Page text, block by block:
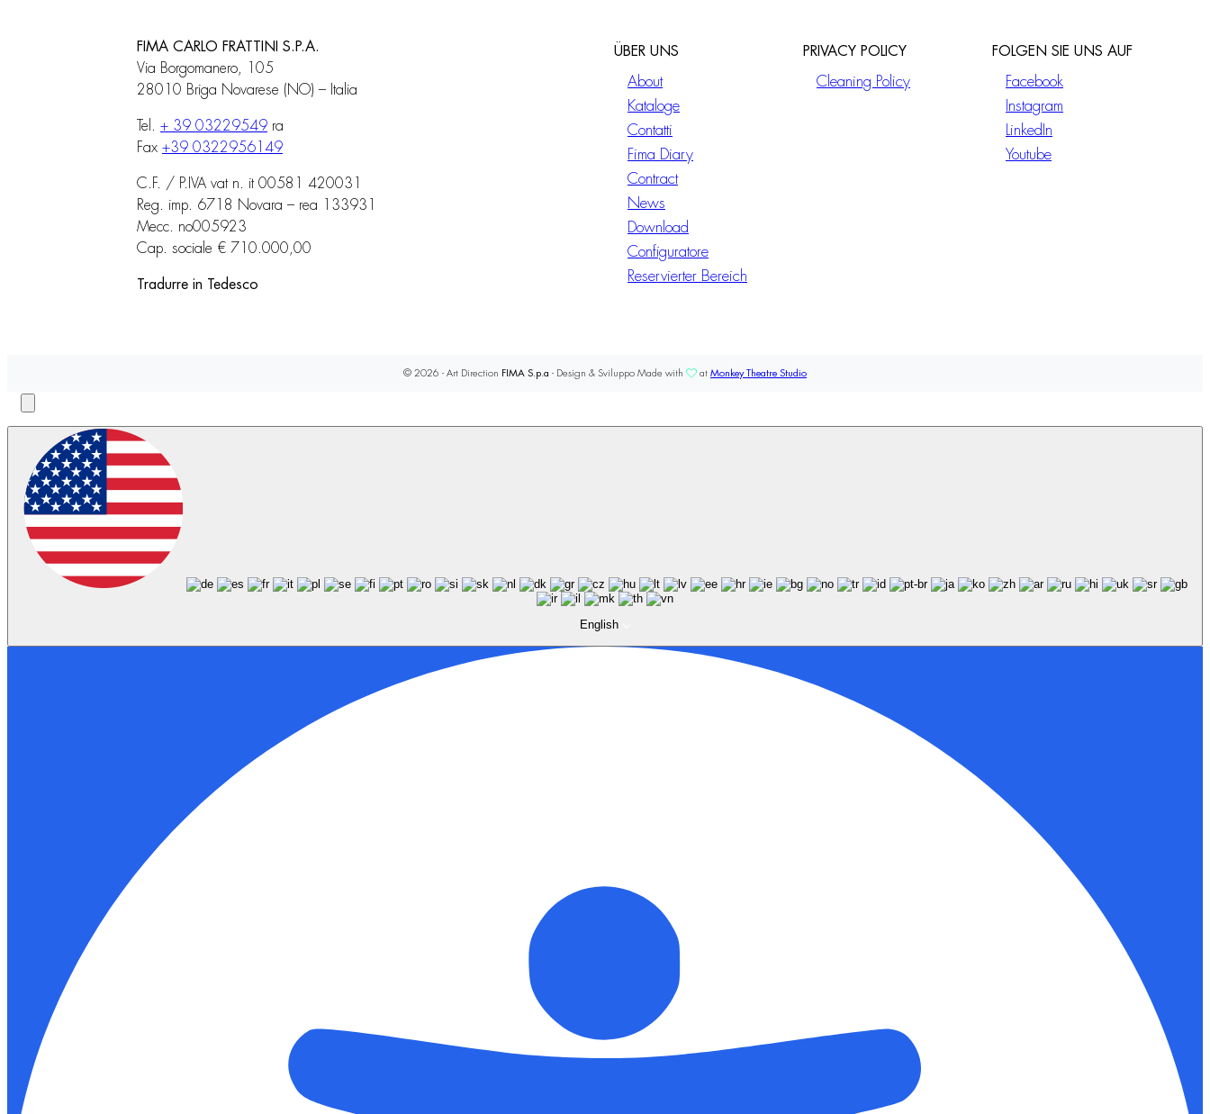
FIMA CARLO FRATTINI S.P.A.
Via Borgomanero, 105
28010 Briga Novarese (NO) – Italia
Tel. + 39 03229549 ra
Fax +39 0322956149
C.F. / P.IVA vat n. it 00581 420031
Reg. imp. 6718 Novara – rea 133931
Mecc. no005923
Cap. sociale € 710.000,00
Tradurre in Tedesco
ÜBER UNS
About
Kataloge
Contatti
Fima Diary
Contract
News
Download
Configuratore
Reservierter Bereich
PRIVACY POLICY
Cleaning Policy
FOLGEN SIE UNS AUF
Facebook
Instagram
LinkedIn
Youtube
© 2026 - Art Direction FIMA S.p.a - Design & Sviluppo Made with at Monkey Theatre Studio
English